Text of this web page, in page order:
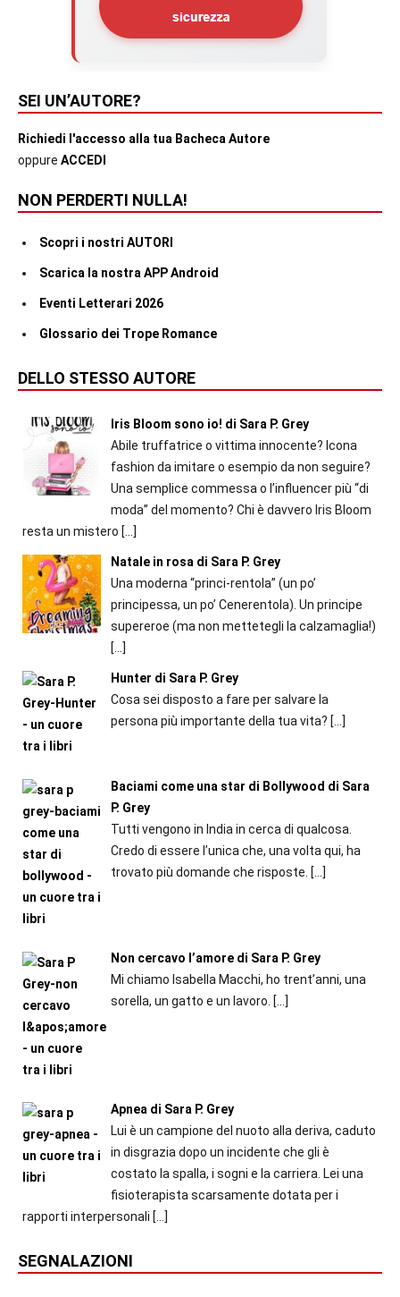
SEI UN’AUTORE?
Richiedi l'accesso alla tua Bacheca Autore
oppure ACCEDI
NON PERDERTI NULLA!
Scopri i nostri AUTORI
Scarica la nostra APP Android
Eventi Letterari 2026
Glossario dei Trope Romance
DELLO STESSO AUTORE
Iris Bloom sono io! di Sara P. Grey
Abile truffatrice o vittima innocente? Icona
fashion da imitare o esempio da non seguire?
Una semplice commessa o l’influencer più “di
moda” del momento? Chi è davvero Iris Bloom
resta un mistero […]
Natale in rosa di Sara P. Grey
Una moderna “princi-rentola” (un po’
principessa, un po’ Cenerentola). Un principe
supereroe (ma non mettetegli la calzamaglia!)
[…]
Hunter di Sara P. Grey
Cosa sei disposto a fare per salvare la
persona più importante della tua vita? […]
Baciami come una star di Bollywood di Sara
P. Grey
Tutti vengono in India in cerca di qualcosa.
Credo di essere l’unica che, una volta qui, ha
trovato più domande che risposte. […]
Non cercavo l’amore di Sara P. Grey
Mi chiamo Isabella Macchi, ho trent’anni, una
sorella, un gatto e un lavoro. […]
Apnea di Sara P. Grey
Lui è un campione del nuoto alla deriva, caduto
in disgrazia dopo un incidente che gli è
costato la spalla, i sogni e la carriera. Lei una
fisioterapista scarsamente dotata per i
rapporti interpersonali […]
SEGNALAZIONI